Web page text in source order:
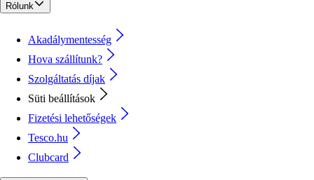
Rólunk
Akadálymentesség
Hova szállítunk?
Szolgáltatás díjak
Süti beállítások
Fizetési lehetőségek
Tesco.hu
Clubcard